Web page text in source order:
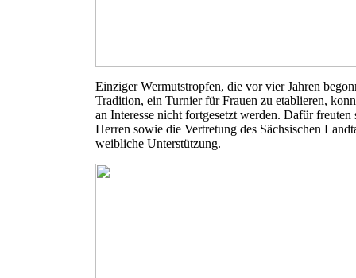
Einziger Wermutstropfen, die vor vier Jahren
Tradition, ein Turnier für Frauen zu etablieren,
an Interesse nicht fortgesetzt werden. Dafür
Herren sowie die Vertretung des Sächsischen
weibliche Unterstützung.